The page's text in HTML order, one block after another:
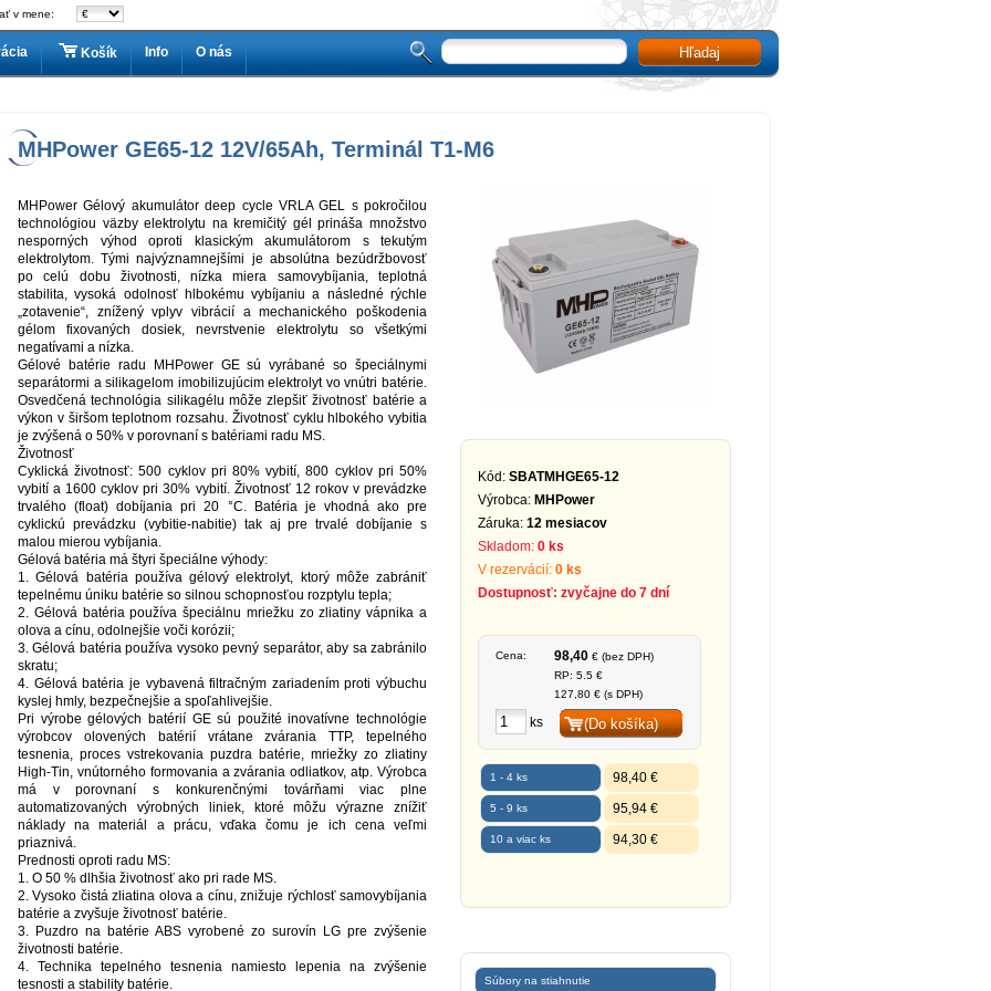
v mene:
Košík Info O nás Hľadaj
MHPower GE65-12 12V/65Ah, Terminál T1-M6
MHPower Gélový akumulátor deep cycle VRLA GEL s pokročilou
technológiou väzby elektrolytu na kremičitý gél prináša množstvo
nesporných výhod oproti klasickým akumulátorom s tekutým
elektrolytom. Tými najvýznamnejšími je absolútna bezúdržbovosť
po celú dobu životnosti, nízka miera samovybíjania, teplotná
stabilita, vysoká odolnosť hlbokému vybíjaniu a následné rýchle
„zotavenie“, znížený vplyv vibrácií a mechanického poškodenia
gélom fixovaných dosiek, nevrstvenie elektrolytu so všetkými
negatívami a nízka.
Gélové batérie radu MHPower GE sú vyrábané so špeciálnymi
separátormi a silikagelom imobilizujúcim elektrolyt vo vnútri batérie.
Osvedčená technológia silikagélu môže zlepšiť životnosť batérie a
výkon v širšom teplotnom rozsahu. Životnosť cyklu hlbokého vybitia
je zvýšená o 50% v porovnaní s batériami radu MS.
Životnosť
Cyklická životnosť: 500 cyklov pri 80% vybití, 800 cyklov pri 50%
vybití a 1600 cyklov pri 30% vybití. Životnosť 12 rokov v prevádzke
trvalého (float) dobíjania pri 20 °C. Batéria je vhodná ako pre
cyklickú prevádzku (vybitie-nabitie) tak aj pre trvalé dobíjanie s
malou mierou vybíjania.
Gélová batéria má štyri špeciálne výhody:
1. Gélová batéria používa gélový elektrolyt, ktorý môže zabrániť
tepelnému úniku batérie so silnou schopnosťou rozptylu tepla;
2. Gélová batéria používa špeciálnu mriežku zo zliatiny vápnika a
olova a cínu, odolnejšie voči korózii;
3. Gélová batéria používa vysoko pevný separátor, aby sa zabránilo
skratu;
4. Gélová batéria je vybavená filtračným zariadením proti výbuchu
kyslej hmly, bezpečnejšie a spoľahlivejšie.
Pri výrobe gélových batérií GE sú použité inovatívne technológie
výrobcov olovených batérií vrátane zvárania TTP, tepelného
tesnenia, proces vstrekovania puzdra batérie, mriežky zo zliatiny
High-Tin, vnútorného formovania a zvárania odliatkov, atp. Výrobca
má v porovnaní s konkurenčnými továrňami viac plne
automatizovaných výrobných liniek, ktoré môžu výrazne znížiť
náklady na materiál a prácu, vďaka čomu je ich cena veľmi
priaznivá.
Prednosti oproti radu MS:
1. O 50 % dlhšia životnosť ako pri rade MS.
2. Vysoko čistá zliatina olova a cínu, znižuje rýchlosť samovybíjania
batérie a zvyšuje životnosť batérie.
3. Puzdro na batérie ABS vyrobené zo surovín LG pre zvýšenie
životnosti batérie.
4. Technika tepelného tesnenia namiesto lepenia na zvýšenie
tesnosti a stability batérie.
Kód: SBATMHGE65-12
Výrobca: MHPower
Záruka: 12 mesiacov
Skladom: 0 ks
V rezervácií: 0 ks
Dostupnosť: zvyčajne do 7 dní
Cena: 98,40 € (bez DPH)
RP: 5.5 €
127,80 € (s DPH)
ks (Do košíka)
1 - 4 ks 98,40 €
5 - 9 ks 95,94 €
10 a viac ks 94,30 €
Súbory na stiahnutie